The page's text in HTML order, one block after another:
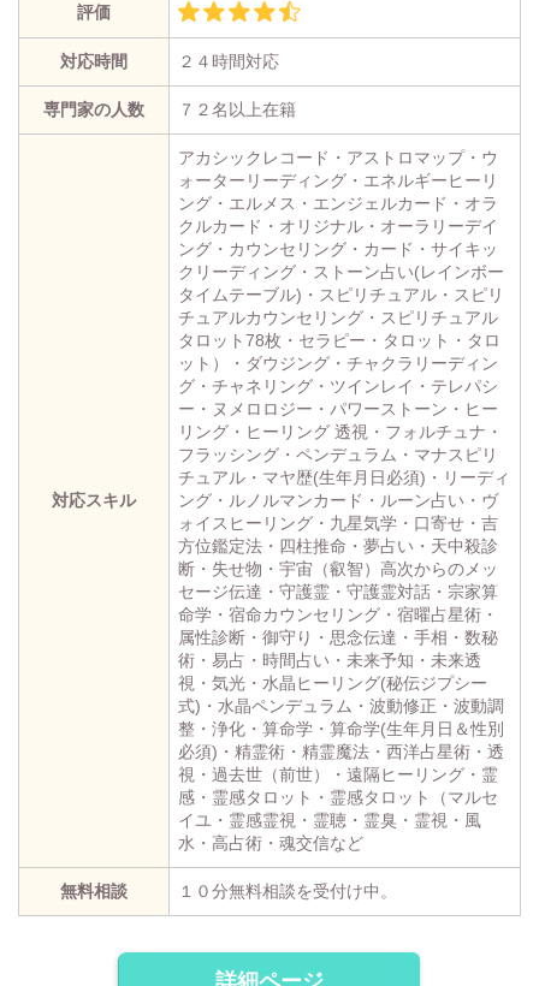
評価
対応時間 ２４時間対応
専門家の人数 ７２名以上在籍
対応スキル
アカシックレコード・アストロマップ・ウ
ォーターリーディング・エネルギーヒーリ
ング・エルメス・エンジェルカード・オラ
クルカード・オリジナル・オーラリーデイ
ング・カウンセリング・カード・サイキッ
クリーディング・ストーン占い(レインボー
タイムテーブル)・スピリチュアル・スピリ
チュアルカウンセリング・スピリチュアル
タロット78枚・セラピー・タロット・タロ
ット）・ダウジング・チャクラリーディン
グ・チャネリング・ツインレイ・テレパシ
ー・ヌメロロジー・パワーストーン・ヒー
リング・ヒーリング 透視・フォルチュナ・
フラッシング・ペンデュラム・マナスピリ
チュアル・マヤ歴(生年月日必須)・リーディ
ング・ルノルマンカード・ルーン占い・ヴ
ォイスヒーリング・九星気学・口寄せ・吉
方位鑑定法・四柱推命・夢占い・天中殺診
断・失せ物・宇宙（叡智）高次からのメッ
セージ伝達・守護霊・守護霊対話・宗家算
命学・宿命カウンセリング・宿曜占星術・
属性診断・御守り・思念伝達・手相・数秘
術・易占・時間占い・未来予知・未来透
視・気光・水晶ヒーリング(秘伝ジプシー
式)・水晶ペンデュラム・波動修正・波動調
整・浄化・算命学・算命学(生年月日＆性別
必須)・精霊術・精霊魔法・西洋占星術・透
視・過去世（前世）・遠隔ヒーリング・霊
感・霊感タロット・霊感タロット（マルセ
イユ・霊感霊視・霊聴・霊臭・霊視・風
水・高占術・魂交信など
無料相談 １０分無料相談を受付け中。
詳細ページ